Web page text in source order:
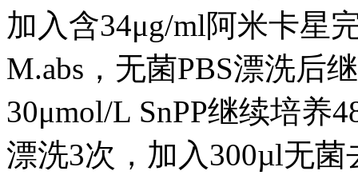
加入含34μg/ml阿米卡星
M.abs，无菌PBS漂洗后
30μmol/L SnPP继续培养
漂洗3次，加入300µl无